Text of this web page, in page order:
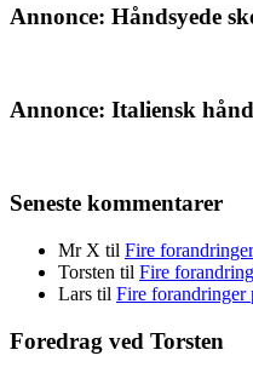
Annonce: Håndsyede
Annonce: Italiensk
Seneste kommentarer
Mr X til Fire
Torsten til Fire
Lars til Fire forandringer
Foredrag ved Torsten